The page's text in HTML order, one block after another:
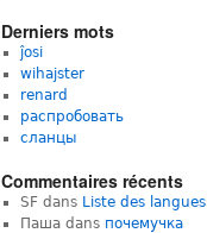
Derniers mots
ĵosi
wihajster
renard
распробовать
сланцы
Commentaires récents
SFdans Liste des langues
Пашаdans почемучка